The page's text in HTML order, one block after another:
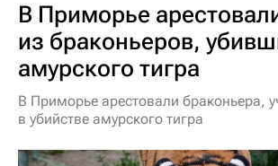
В Приморье
из браконьеров,
амурского тигра
В Приморье арестовали браконьера,
в убийстве амурского тигра